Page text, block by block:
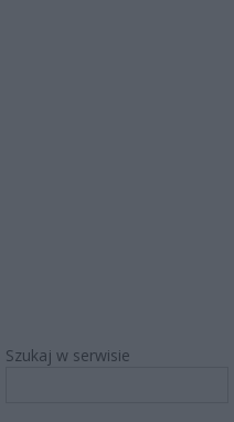
Szukaj w serwisie